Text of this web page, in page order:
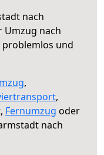
nach
Umzug nach
problemlos und
,
,
Fernumzug oder
nach